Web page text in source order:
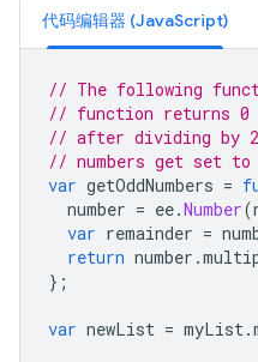
代码编辑器 (JavaScript)
// The following
// function returns 0
// after dividing by
// numbers get set to
var getOddNumbers =
number = ee.Number(
var remainder =
return number .
};
var newList = myList.